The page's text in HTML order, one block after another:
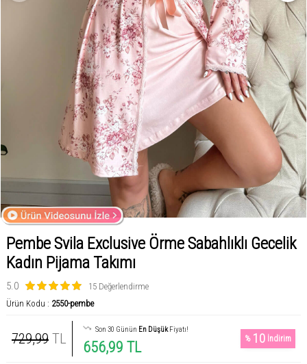
Pembe Svila Exclusive Örme Sabahlıklı Gecelik
Kadın Pijama Takımı
5.0
15 Değerlendirme
Ürün Kodu : 2550-pembe
729,99 TL
Son 30 Günün En DüşükFiyatı!
656,99 TL %10 İndirim